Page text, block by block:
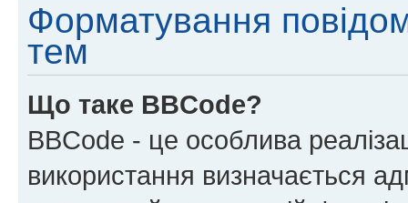
Форматування
тем
Що таке BBCode?
BBCode - це особлива
використання визначається